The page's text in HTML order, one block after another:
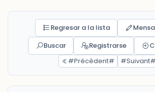
Regresar a la lista
Buscar
Registrarse
#Précédent#
#Suivant#